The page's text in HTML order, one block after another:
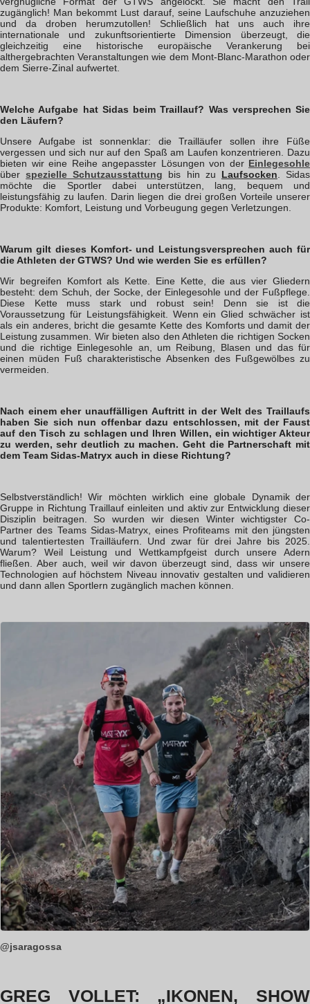
zugänglich! Man bekommt Lust darauf, seine Laufschuhe anzuziehen
und da droben herumzutollen! Schließlich hat uns auch ihre
internationale und zukunftsorientierte Dimension überzeugt, die
gleichzeitig eine historische europäische Verankerung bei
althergebrachten Veranstaltungen wie dem Mont-Blanc-Marathon oder
dem Sierre-Zinal aufwertet.
Welche Aufgabe hat Sidas beim Traillauf? Was versprechen Sie
den Läufern?
Unsere Aufgabe ist sonnenklar: die Trailläufer sollen ihre Füße
vergessen und sich nur auf den Spaß am Laufen konzentrieren. Dazu
bieten wir eine Reihe angepasster Lösungen von der Einlegesohle
überspezielle Schutzausstattung bis hin zu Laufsocken. Sidas
möchte die Sportler dabei unterstützen, lang, bequem und
leistungsfähig zu laufen. Darin liegen die drei großen Vorteile unserer
Produkte: Komfort, Leistung und Vorbeugung gegen Verletzungen.
Warum gilt dieses Komfort- und Leistungsversprechen auch für
die Athleten der GTWS? Und wie werden Sie es erfüllen?
Wir begreifen Komfort als Kette. Eine Kette, die aus vier Gliedern
besteht: dem Schuh, der Socke, der Einlegesohle und der Fußpflege.
Diese Kette muss stark und robust sein! Denn sie ist die
Voraussetzung für Leistungsfähigkeit. Wenn ein Glied schwächer ist
als ein anderes, bricht die gesamte Kette des Komforts und damit der
Leistung zusammen. Wir bieten also den Athleten die richtigen Socken
und die richtige Einlegesohle an, um Reibung, Blasen und das für
einen müden Fuß charakteristische Absenken des Fußgewölbes zu
vermeiden.
Nach einem eher unauffälligen Auftritt in der Welt des Traillaufs
haben Sie sich nun offenbar dazu entschlossen, mit der Faust
auf den Tisch zu schlagen und Ihren Willen, ein wichtiger Akteur
zu werden, sehr deutlich zu machen. Geht die Partnerschaft mit
dem Team Sidas-Matryx auch in diese Richtung?
Selbstverständlich! Wir möchten wirklich eine globale Dynamik der
Gruppe in Richtung Traillauf einleiten und aktiv zur Entwicklung dieser
Disziplin beitragen. So wurden wir diesen Winter wichtigster Co-
Partner des Teams Sidas-Matryx, eines Profiteams mit den jüngsten
und talentiertesten Trailläufern. Und zwar für drei Jahre bis 2025.
Warum? Weil Leistung und Wettkampfgeist durch unsere Adern
fließen. Aber auch, weil wir davon überzeugt sind, dass wir unsere
Technologien auf höchstem Niveau innovativ gestalten und validieren
und dann allen Sportlern zugänglich machen können.
@jsaragossa
GREG VOLLET: „IKONEN, SHOW